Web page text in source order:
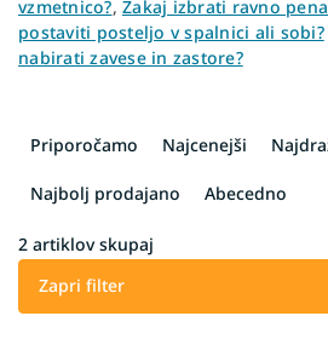
vzmetnico?, Zakaj izbrati ravno
postaviti posteljo v spalnici ali sobi?
nabirati zavese in zastore?
š
Priporočamo Najcenejši
Najbolj prodajano Abecedno
2 artiklov skupaj
Zapri filter